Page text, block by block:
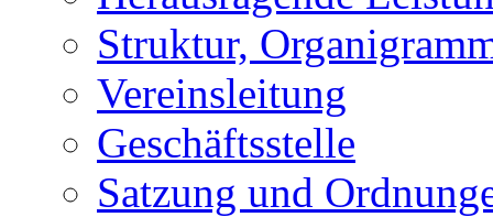
Struktur,
Vereinsleitung
Geschäftsstelle
Satzung und